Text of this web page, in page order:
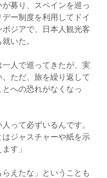
募り、スペインを巡っ
ー制度を利用してドイ
ジアで、日本人観光客
いた。
人で巡ってきたが、実
ただ、旅を繰り返して
への恐れがなくなっ
って必ずいるんです。
ジャスチャーや紙を示
す」
えたな」ということも